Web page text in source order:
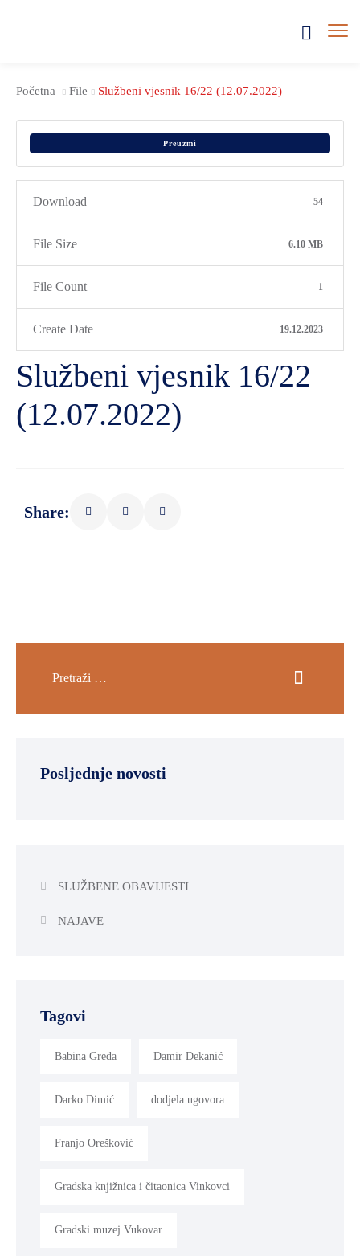
Početna File Službeni vjesnik 16/22 (12.07.2022)
Preuzmi
Download 54
File Size 6.10 MB
File Count 1
Create Date 19.12.2023
Službeni vjesnik 16/22
(12.07.2022)
Share:
Posljednje novosti
SLUŽBENE OBAVIJESTI
NAJAVE
Tagovi
Babina Greda Damir Dekanić
Darko Dimić dodjela ugovora
Franjo Orešković
Gradska knjižnica i čitaonica Vinkovci
Gradski muzej Vukovar